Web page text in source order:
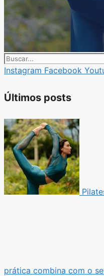
Instagram Facebook
Últimos posts
prática combina com o